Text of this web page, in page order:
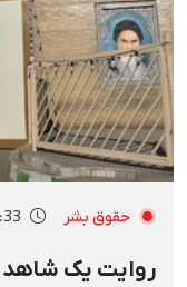
حقوق بشر 20:33، 2
روایت یک شاهد